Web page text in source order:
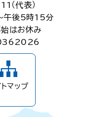
代表）
午後5時15分
はお休み
トマップ